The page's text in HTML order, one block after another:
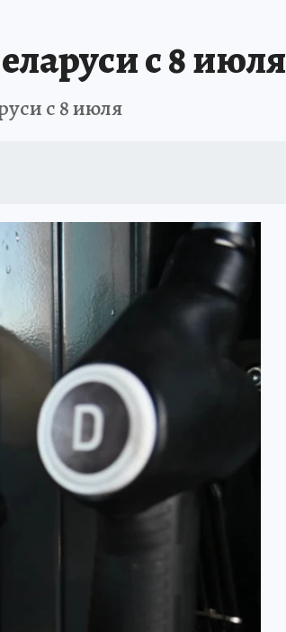
с 8 июля
с 8 июля